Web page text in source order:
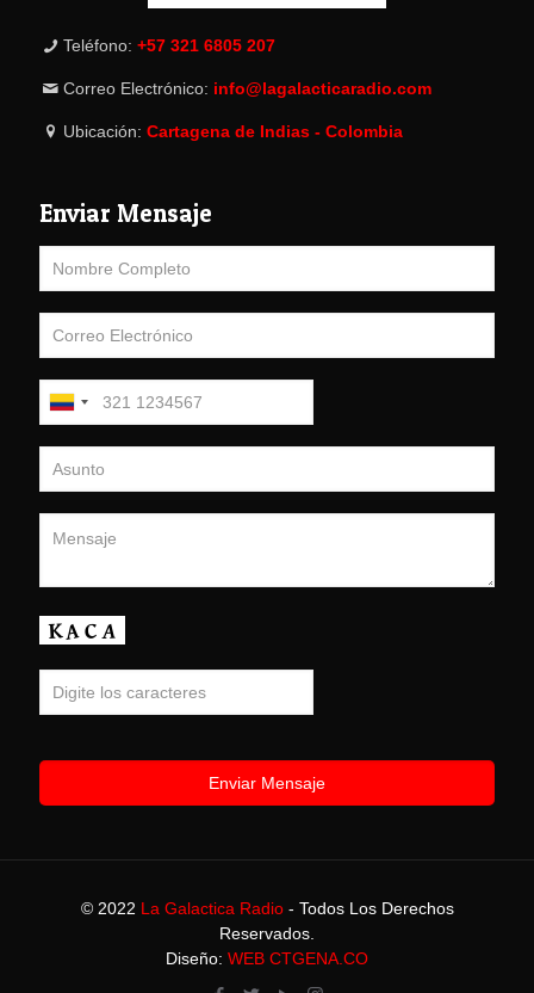
Teléfono: +57 321 6805 207
Correo Electrónico: info@lagalacticaradio.com
Ubicación: Cartagena de Indias - Colombia
Enviar Mensaje
© 2022 La Galactica Radio- Todos Los Derechos
Reservados.
Diseño: WEB CTGENA.CO